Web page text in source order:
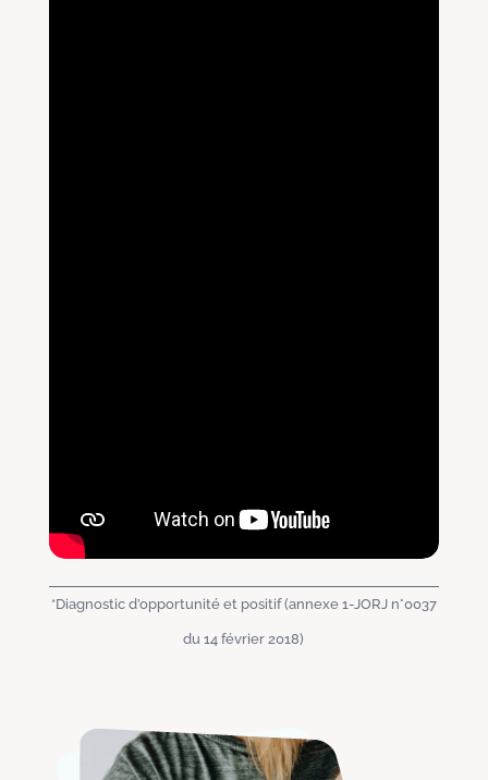
*Diagnostic d’opportunité et positif (annexe 1-JORJ n°0037
du 14 février 2018)